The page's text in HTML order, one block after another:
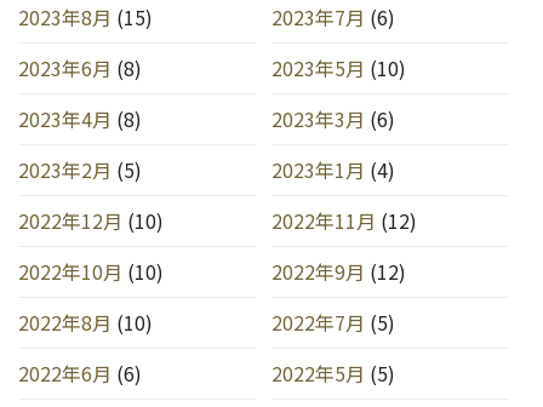
2023年8月 (15) 2023年7月 (6)
2023年6月 (8) 2023年5月 (10)
2023年4月 (8) 2023年3月 (6)
2023年2月 (5) 2023年1月 (4)
2022年12月 (10) 2022年11月 (12)
2022年10月 (10) 2022年9月 (12)
2022年8月 (10) 2022年7月 (5)
2022年6月 (6) 2022年5月 (5)